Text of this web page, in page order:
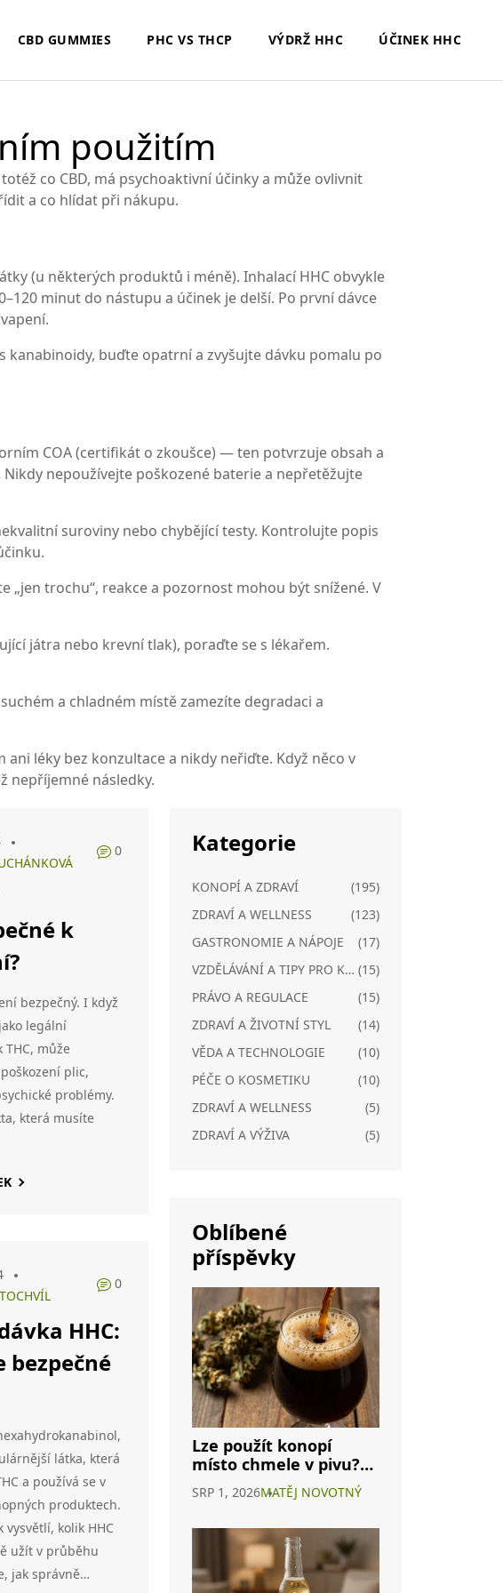
CBD GUMMIES PHC VS THCP VÝDRŽ HHC ÚČINEK HHC
použitím
co CBD, má psychoaktivní účinky a může ovlivnit
a co hlídat při nákupu.
(u některých produktů i méně). Inhalací HHC obvykle
minut do nástupu a účinek je delší. Po první dávce
buďte opatrní a zvyšujte dávku pomalu po
COA (certifikát o zkoušce) — ten potvrzuje obsah a
nepoužívejte poškozené baterie a nepřetěžujte
suroviny nebo chybějící testy. Kontrolujte popis
„jen trochu“, reakce a pozornost mohou být snížené. V
játra nebo krevní tlak), poraďte se s lékařem.
a chladném místě zamezíte degradaci a
léky bez konzultace a nikdy neřiďte. Když něco v
nepříjemné následky.
0
k
bezpečný. I když
legální
může
plic,
problémy.
která musíte
0
HHC:
bezpečné
látka, která
a používá se v
produktech.
vysvětlí, kolik HHC
užít v průběhu
jak správně
Kategorie
KONOPÍ A ZDRAVÍ
(195)
ZDRAVÍ A WELLNESS
(123)
GASTRONOMIE A NÁPOJE
(17)
VZDĚLÁVÁNÍ A TIPY PRO KONOPÍ (15)
PRÁVO A REGULACE
(15)
ZDRAVÍ A ŽIVOTNÍ STYL
(14)
VĚDA A TECHNOLOGIE
(10)
PÉČE O KOSMETIKU
(10)
ZDRAVÍ A WELLNESS
(5)
ZDRAVÍ A VÝŽIVA
(5)
Oblíbené
příspěvky
Lze použít konopí
místo chmele v pivu?
Průvodce
cannabisovým pivem
SRP 1, 2026MATĚJ NOVOTNÝ